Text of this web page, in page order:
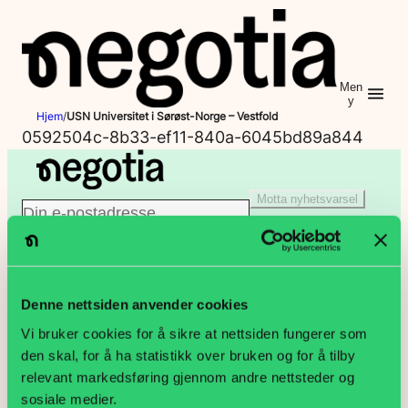
Denne nettsiden anvender cookies
Vi bruker cookies for å sikre at nettsiden fungerer som
den skal, for å ha statistikk over bruken og for å tilby
relevant markedsføring gjennom andre nettsteder og
sosiale medier.
innhold
Men
y
Hjem/USN Universitet i Sørøst-Norge – Vestfold
0592504c-8b33-ef11-840a-6045bd89a844
E
p
o
s
Motta nyhetsvarsel
Klikk for å starte verifiseringen
PB 9187 Grønland, 0187 Oslo
Lakkegata 23, 0134 Oslo